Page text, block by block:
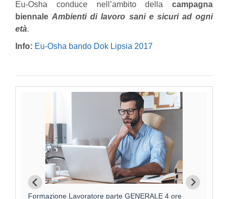
Eu-Osha conduce nell’ambito della campagna
biennaleAmbienti di lavoro sani e sicuri ad ogni
età.
Info: Eu-Osha bando Dok Lipsia 2017
Formazione Lavoratori parte GENERALE +